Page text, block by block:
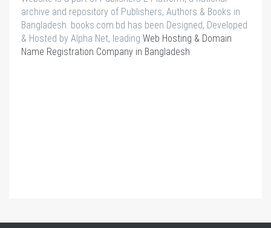
archive and repository of Publishers, Authors & Books in
Bangladesh. books.com.bd has been Designed, Developed
& Hosted by Alpha Net, leading Web Hosting & Domain
Name Registration Company in Bangladesh